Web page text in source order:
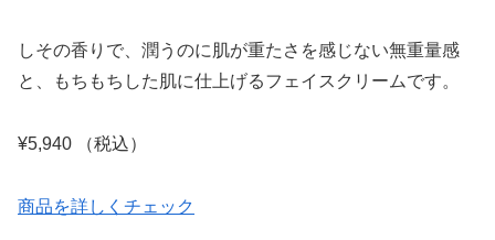
しその香りで、潤うのに肌が重たさを感じない無重量感
と、もちもちした肌に仕上げるフェイスクリームです。
¥5,940 （税込）
商品を詳しくチェック